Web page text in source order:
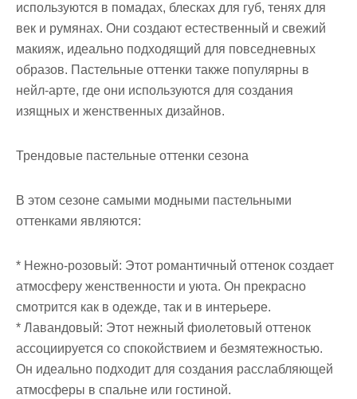
используются в помадах, блесках для губ, тенях для
век и румянах. Они создают естественный и свежий
макияж, идеально подходящий для повседневных
образов. Пастельные оттенки также популярны в
нейл-арте, где они используются для создания
изящных и женственных дизайнов.
Трендовые пастельные оттенки сезона
В этом сезоне самыми модными пастельными
оттенками являются:
* Нежно-розовый: Этот романтичный оттенок создает
атмосферу женственности и уюта. Он прекрасно
смотрится как в одежде, так и в интерьере.
* Лавандовый: Этот нежный фиолетовый оттенок
ассоциируется со спокойствием и безмятежностью.
Он идеально подходит для создания расслабляющей
атмосферы в спальне или гостиной.